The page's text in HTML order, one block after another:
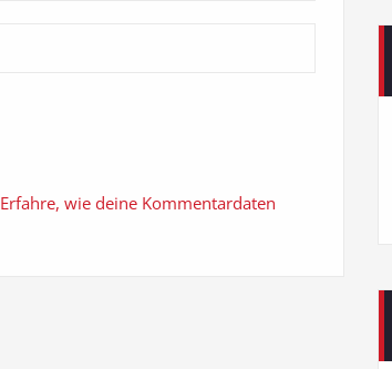
Erfahre, wie deine Kommentardaten